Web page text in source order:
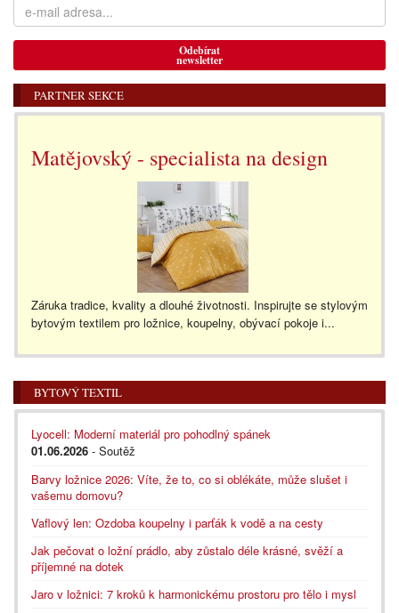
Odebírat
newsletter
PARTNER SEKCE
Matějovský - specialista na design
Záruka tradice, kvality a dlouhé životnosti. Inspirujte se stylovým
bytovým textilem pro ložnice, koupelny, obývací pokoje i...
BYTOVÝ TEXTIL
Lyocell: Moderní materiál pro pohodlný spánek
01.06.2026 - Soutěž
Barvy ložnice 2026: Víte, že to, co si oblékáte, může slušet i
vašemu domovu?
Vaflový len: Ozdoba koupelny i parťák k vodě a na cesty
Jak pečovat o ložní prádlo, aby zůstalo déle krásné, svěží a
příjemné na dotek
Jaro v ložnici: 7 kroků k harmonickému prostoru pro tělo i mysl